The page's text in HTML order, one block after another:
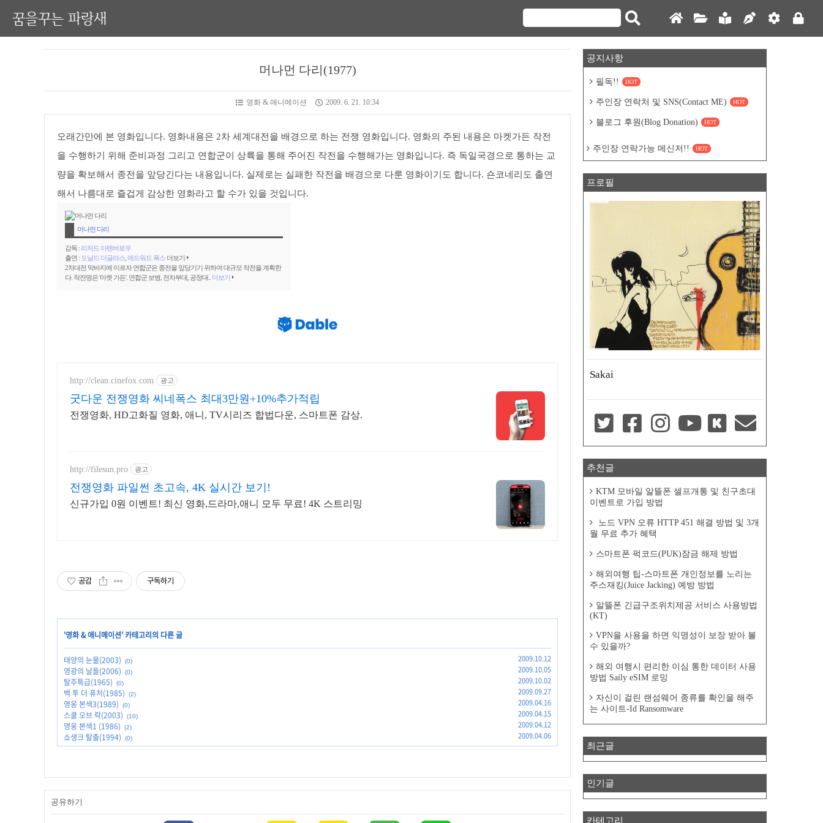
꿈을꾸는 파랑새
머나먼 다리(1977)
영화 & 애니메이션 2009. 6. 21. 10:34
오래간만에 본 영화입니다. 영화내용은 2차 세계대전을 배경으로 하는 전쟁 영화입니다. 영화의 주된 내용은 마켓가든 작전
을 수행하기 위해 준비과정 그리고 연합군이 상륙을 통해 주어진 작전을 수행해가는 영화입니다. 즉 독일국경으로 통하는 교
량을 확보해서 종전을 앞당긴다는 내용입니다. 실제로는 실패한 작전을 배경으로 다룬 영화이기도 합니다. 숀코네리도 출연
해서 나름대로 즐겁게 감상한 영화라고 할 수가 있을 것입니다.
머나먼 다리
감독 : 리처드 아텐버로우
출연 : 도날드 더글라스 에드워드 폭스 더보기
2차대전 막바지에 이르자 연합군은 종전을 앞당기기 위하여 대규모 작전을 계획한
다. 작전명은 '마켓 가든'. 연합군 보병, 전차부대, 공정대.. 더보기
http://clean.cinefox.com 광고
굿다운 전쟁영화 씨네폭스 최대3만원+10%추가적립
전쟁영화, HD고화질 영화, 애니, TV시리즈 합법다운, 스마트폰 감상.
http://filesun.pro 광고
전쟁영화 파일썬 초고속, 4K 실시간 보기!
신규가입 0원 이벤트! 최신 영화,드라마,애니 모두 무료! 4K 스트리밍
공감 구독하기
'영화 & 애니메이션' 카테고리의 다른 글
태양의 눈물(2003) (0) 2009.10.12
영광의 날들(2006) (0) 2009.10.05
탈주특급(1965) (0) 2009.10.02
백 투 더 퓨처(1985) (2) 2009.09.27
영웅 본색3(1989) (0) 2009.04.16
스쿨 오브 락(2003) (10) 2009.04.15
영웅 본색1 (1986) (2) 2009.04.12
쇼생크 탈출(1994) (0) 2009.04.06
공유하기
공지사항
필독!! HOT
주인장 연락처 및 SNS(Contact ME) HOT
블로그 후원(Blog Donation) HOT
주인장 연락가능 메신저!! HOT
프로필
Sakai
추천글
KTM 모바일 알뜰폰 셀프개통 및 친구초대
이벤트로 가입 방법
노드 VPN 오류 HTTP 451 해결 방법 및 3개
월 무료 추가 혜택
스마트폰 퍽코드(PUK)잠금 해제 방법
해외여행 팁-스마트폰 개인정보를 노리는
주스재킹(Juice Jacking) 예방 방법
알뜰폰 긴급구조위치제공 서비스 사용방법
(KT)
VPN을 사용을 하면 익명성이 보장 받아 볼
수 있을까?
해외 여행시 편리한 이심 통한 데이터 사용
방법 Saily eSIM 로밍
자신이 걸린 랜섬웨어 종류를 확인을 해주
는 사이트-Id Ransomware
최근글
인기글
카테고리